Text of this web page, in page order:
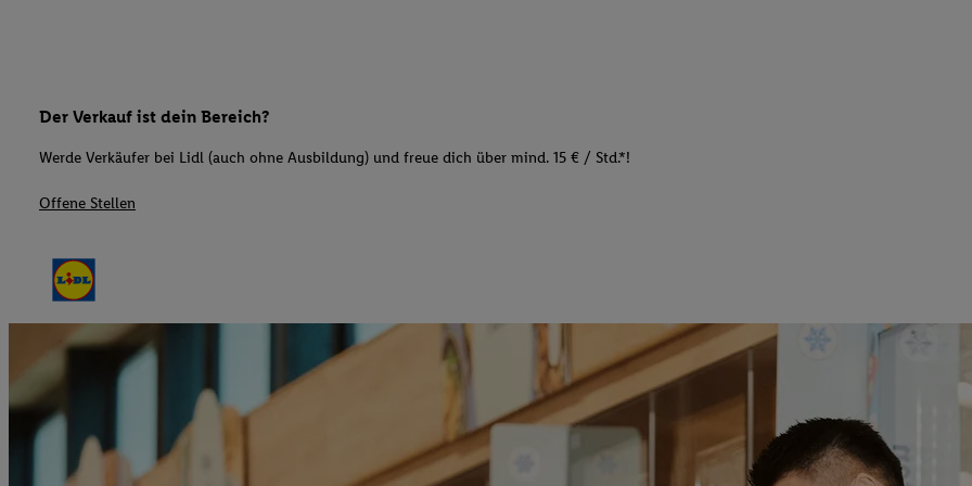
Der Verkauf ist dein Bereich?
Werde Verkäufer bei Lidl (auch ohne Ausbildung) und freue dich über mind. 15 € / Std.*!
Offene Stellen